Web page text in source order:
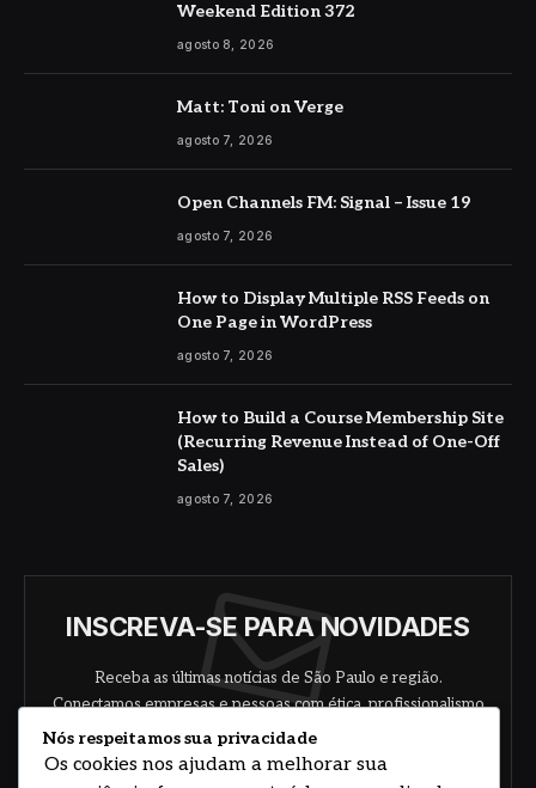
Weekend Edition 372
agosto 8, 2026
Matt: Toni on Verge
agosto 7, 2026
Open Channels FM: Signal – Issue 19
agosto 7, 2026
How to Display Multiple RSS Feeds on
One Page in WordPress
agosto 7, 2026
How to Build a Course Membership Site
(Recurring Revenue Instead of One-Off
Sales)
agosto 7, 2026
INSCREVA-SE PARA NOVIDADES
Receba as últimas notícias de São Paulo e região.
Conectamos empresas e pessoas com ética, profissionalismo
e responsabilidade.
Nós respeitamos sua privacidade
Os cookies nos ajudam a melhorar sua